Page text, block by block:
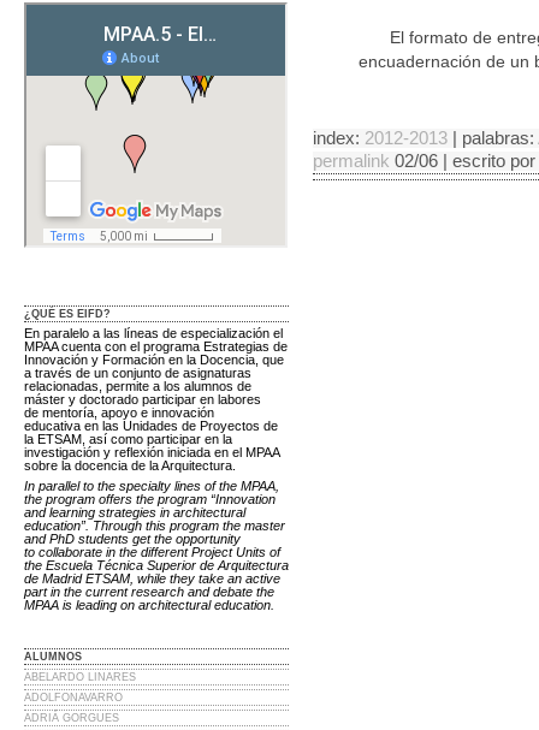
¿QUÉ ES EIFD?
En paralelo a las líneas de especialización el
MPAA cuenta con el programa Estrategias de
Innovación y Formación en la Docencia, que
a través de un conjunto de asignaturas
relacionadas, permite a los alumnos de
máster y doctorado participar en labores
de mentoría, apoyo e innovación
educativa en las Unidades de Proyectos de
la ETSAM, así como participar en la
investigación y reflexión iniciada en el MPAA
sobre la docencia de la Arquitectura.
In parallel to the specialty lines of the MPAA,
the program offers the program “Innovation
and learning strategies in architectural
education”. Through this program the master
and PhD students get the opportunity
to collaborate in the different Project Units of
the Escuela Técnica Superior de Arquitectura
de Madrid ETSAM, while they take an active
part in the current research and debate the
MPAA is leading on architectural education.
ALUMNOS
ABELARDO LINARES
ADOLFONAVARRO
ADRIÁ GORGUES
El formato de
encuadernación de un
index: 2012-2013 | palabras:
permalink 02/06 | escrito por